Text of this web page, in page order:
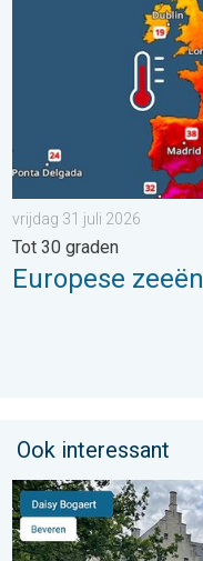
vrijdag 31 juli 2026
Tot 30 graden
Europese
Ook interessant
De weerfoto van de